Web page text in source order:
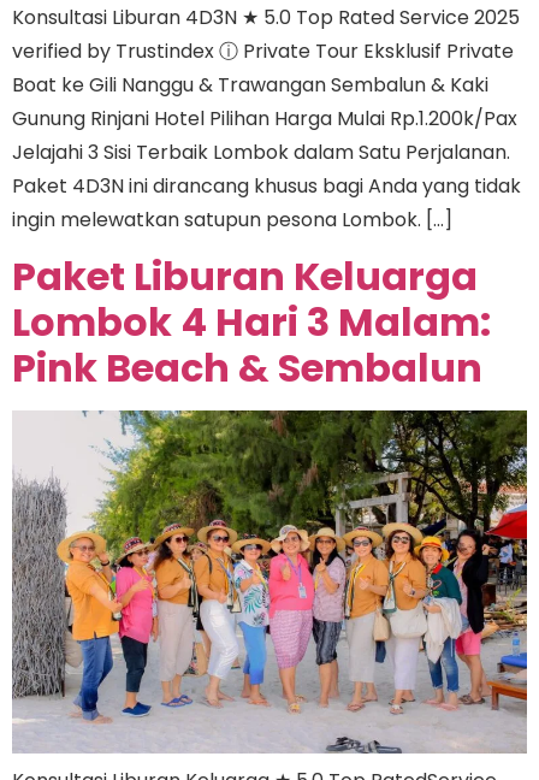
Konsultasi Liburan 4D3N ★ 5.0 Top Rated Service 2025
verified by Trustindex ⓘ Private Tour Eksklusif Private
Boat ke Gili Nanggu & Trawangan Sembalun & Kaki
Gunung Rinjani Hotel Pilihan Harga Mulai Rp.1.200k/Pax
Jelajahi 3 Sisi Terbaik Lombok dalam Satu Perjalanan.
Paket 4D3N ini dirancang khusus bagi Anda yang tidak
ingin melewatkan satupun pesona Lombok. […]
Paket Liburan Keluarga
Lombok 4 Hari 3 Malam:
Pink Beach & Sembalun